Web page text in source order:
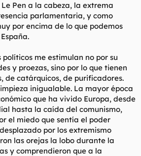
Pen a la cabeza, la extrema
parlamentaria, y como
por encima de lo que podemos
me estimulan no por su
y proezas, sino por lo que tienen
de catárquicos, de purificadores.
inigualable. La mayor época
que ha vivido Europa, desde
hasta la caída del comunismo,
el miedo que sentía el poder
por los extremismo
las orejas la lobo durante la
y comprendieron que a la